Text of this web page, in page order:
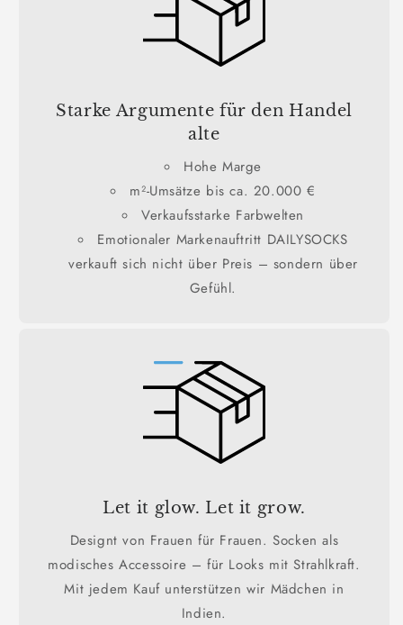
Starke Argumente für den Handel
alte
Hohe Marge
m²-Umsätze bis ca. 20.000 €
Verkaufsstarke Farbwelten
Emotionaler Markenauftritt DAILYSOCKS
verkauft sich nicht über Preis – sondern über
Gefühl.
Let it glow. Let it grow.
Designt von Frauen für Frauen. Socken als
modisches Accessoire – für Looks mit Strahlkraft.
Mit jedem Kauf unterstützen wir Mädchen in
Indien.